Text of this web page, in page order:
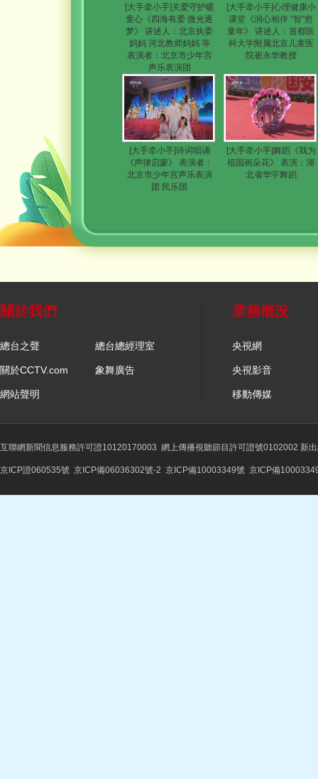
[大手牵小手]关爱守护暖
童心《四海有爱 微光逐
梦》 讲述人：北京执委
妈妈 河北教师妈妈 等
表演者：北京市少年宫
声乐表演团
[大手牵小手]心理健康小
课堂《润心相伴 “智”愈
童年》 讲述人：首都医
科大学附属北京儿童医
院崔永华教授
[大手牵小手]诗词唱诵
《声律启蒙》 表演者：
北京市少年宫声乐表演
团 民乐团
[大手牵小手]舞蹈《我为
祖国画朵花》 表演：湖
北省华宇舞蹈
關於我們
總台之聲 總台總經理室
關於CCTV.com 象舞廣告
網站聲明
業務概況
央視網
央視影音
移動傳媒
互聯網新聞信息服務許可證10120170003 網上傳播視聽節目許可證號0102002 新
京ICP證060535號 京ICP備06036302號-2 京ICP備10003349號 京ICP備